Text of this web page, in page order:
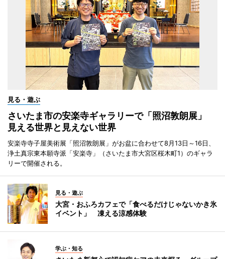
見る・遊ぶ
さいたま市の安楽寺ギャラリーで「照沼敦朗展」
見える世界と見えない世界
安楽寺寺子屋美術展「照沼敦朗展」がお盆に合わせて8月13日～16日、
浄土真宗東本願寺派「安楽寺」（さいたま市大宮区桜木町1）のギャラ
リーで開催される。
見る・遊ぶ
大宮・おふろカフェで「食べるだけじゃないかき氷
イベント」 凍える涼感体験
学ぶ・知る